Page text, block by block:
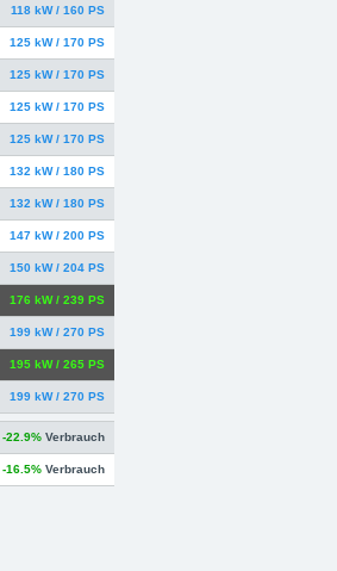
118 kW / 160 PS
125 kW / 170 PS
125 kW / 170 PS
125 kW / 170 PS
125 kW / 170 PS
132 kW / 180 PS
132 kW / 180 PS
147 kW / 200 PS
150 kW / 204 PS
176 kW / 239 PS
199 kW / 270 PS
195 kW / 265 PS
199 kW / 270 PS
-22.9% Verbrauch
-16.5% Verbrauch